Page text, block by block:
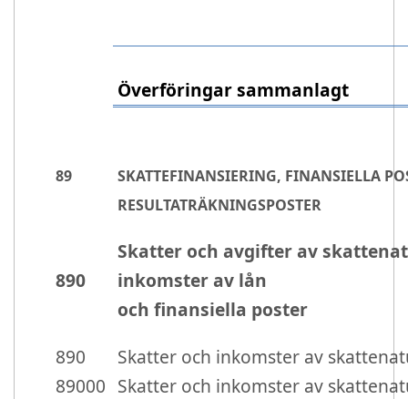
Överföringar sammanlagt
89
SKATTEFINANSIERING, FINANSIELLA
RESULTATRÄKNINGSPOSTER
890
Skatter och avgifter av
inkomster av lån
och finansiella poster
890
Skatter och inkomster av
89000 Skatter och inkomster av